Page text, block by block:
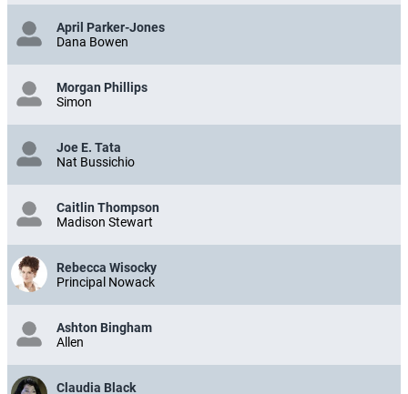
April Parker-Jones
Dana Bowen
Morgan Phillips
Simon
Joe E. Tata
Nat Bussichio
Caitlin Thompson
Madison Stewart
Rebecca Wisocky
Principal Nowack
Ashton Bingham
Allen
Claudia Black